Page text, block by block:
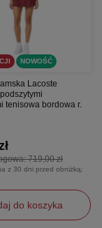
NOWOŚĆ
Lacoste
tenisowa bordowa r.
719,00 zł
z 30 dni przed obniżką:
do koszyka